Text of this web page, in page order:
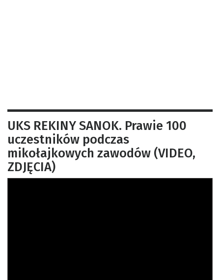
UKS REKINY SANOK. Prawie 100
uczestników podczas
mikołajkowych zawodów (VIDEO,
ZDJĘCIA)